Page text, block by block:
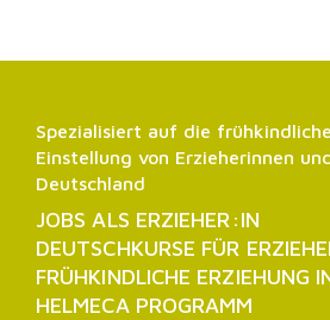
Spezialisiert auf die
Einstellung von Erzieherinnen
Deutschland
JOBS ALS ERZIEHER:IN
DEUTSCHKURSE FÜR
FRÜHKINDLICHE ERZIEHUNG
HELMECA PROGRAMM